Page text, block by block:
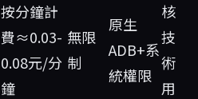
按分鐘計
費≈0.03-
0.08元/分
鐘
無限
制
原生
ADB+系
統權限
核
技
術
用